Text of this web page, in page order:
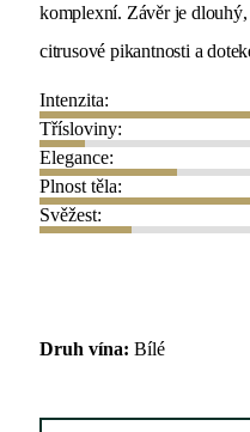
komplexní. Závěr je
citrusové pikantnosti a
Intenzita:
Třísloviny:
Elegance:
Plnost těla:
Svěžest:
Druh vína: Bílé